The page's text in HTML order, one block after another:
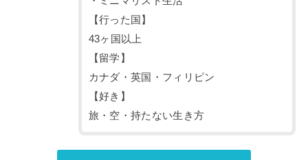
【行った国】
43ヶ国以上
【留学】
カナダ・英国・フィリピン
【好き】
旅・空・持たない生き方